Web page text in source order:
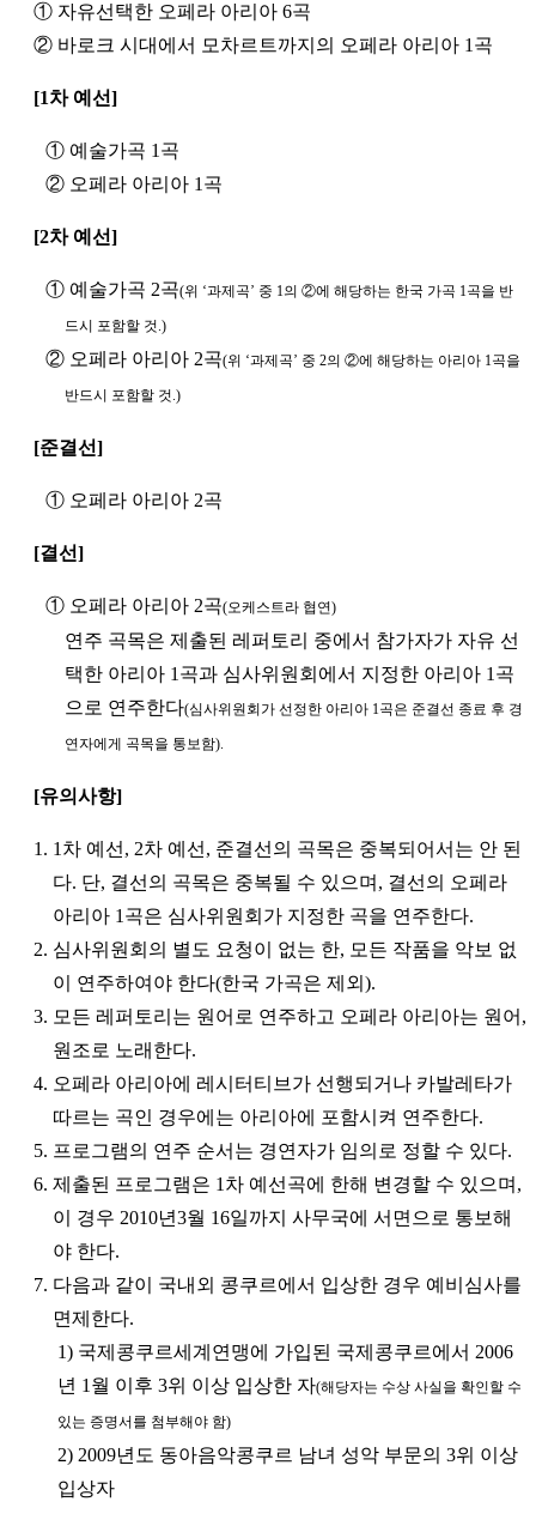
① 자유선택한 오페라 아리아 6곡
② 바로크 시대에서 모차르트까지의 오페라 아리아 1곡
[1차 예선]
① 예술가곡 1곡
② 오페라 아리아 1곡
[2차 예선]
① 예술가곡 2곡(위 ‘과제곡’ 중 1의 ②에 해당하는 한국 가곡 1곡을 반
드시 포함할 것.)
② 오페라 아리아 2곡(위 ‘과제곡’ 중 2의 ②에 해당하는 아리아 1곡을
반드시 포함할 것.)
[준결선]
① 오페라 아리아 2곡
[결선]
① 오페라 아리아 2곡(오케스트라 협연)
연주 곡목은 제출된 레퍼토리 중에서 참가자가 자유 선
택한 아리아 1곡과 심사위원회에서 지정한 아리아 1곡
으로 연주한다(심사위원회가 선정한 아리아 1곡은 준결선 종료 후 경
연자에게 곡목을 통보함).
[유의사항]
1. 1차 예선, 2차 예선, 준결선의 곡목은 중복되어서는 안 된
다. 단, 결선의 곡목은 중복될 수 있으며, 결선의 오페라
아리아 1곡은 심사위원회가 지정한 곡을 연주한다.
2. 심사위원회의 별도 요청이 없는 한, 모든 작품을 악보 없
이 연주하여야 한다(한국 가곡은 제외).
3. 모든 레퍼토리는 원어로 연주하고 오페라 아리아는 원어,
원조로 노래한다.
4. 오페라 아리아에 레시터티브가 선행되거나 카발레타가
따르는 곡인 경우에는 아리아에 포함시켜 연주한다.
5. 프로그램의 연주 순서는 경연자가 임의로 정할 수 있다.
6. 제출된 프로그램은 1차 예선곡에 한해 변경할 수 있으며,
이 경우 2010년3월 16일까지 사무국에 서면으로 통보해
야 한다.
7. 다음과 같이 국내외 콩쿠르에서 입상한 경우 예비심사를
면제한다.
1) 국제콩쿠르세계연맹에 가입된 국제콩쿠르에서 2006
년 1월 이후 3위 이상 입상한 자(해당자는 수상 사실을 확인할 수
있는 증명서를 첨부해야 함)
2) 2009년도 동아음악콩쿠르 남녀 성악 부문의 3위 이상
입상자